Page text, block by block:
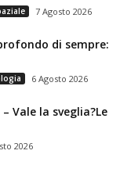
7 Agosto 2026
di sempre:
6 Agosto 2026
Vale la sveglia?Le
2026